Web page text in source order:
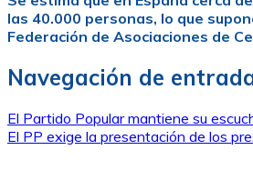
las 40.000 personas, lo que
Federación de Asociaciones de
Navegación de
El Partido Popular mantiene su
El PP exige la presentación de los